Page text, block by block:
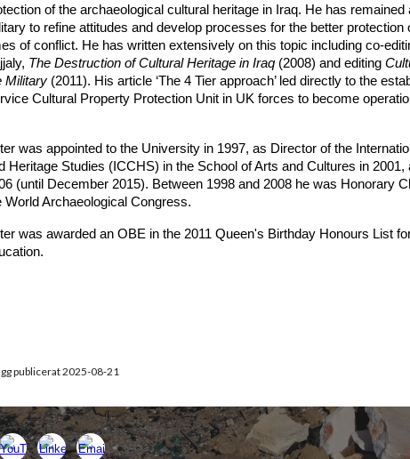
of the archaeological cultural heritage in Iraq. He has
to refine attitudes and develop processes for the better protection
of conflict. He has written extensively on this topic including co-
The Destruction of Cultural Heritage in Iraq(2008) and editing
Military (2011). His article ‘The 4 Tier approach’ led directly to the
Cultural Property Protection Unit in UK forces to become
was appointed to the University in 1997, as Director of the
Heritage Studies (ICCHS) in the School of Arts and Cultures in
(until December 2015). Between 1998 and 2008 he was Honorary
World Archaeological Congress.
was awarded an OBE in the 2011 Queen's Birthday Honours List
publicerat 2025-08-21